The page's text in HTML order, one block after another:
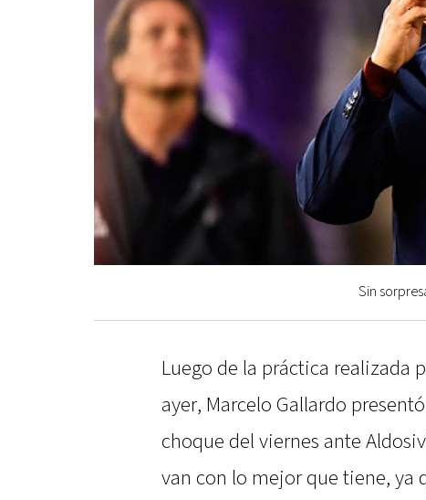
Sin
Luego de la práctica realizada
ayer, Marcelo Gallardo
choque del viernes ante
van con lo mejor que tiene, ya